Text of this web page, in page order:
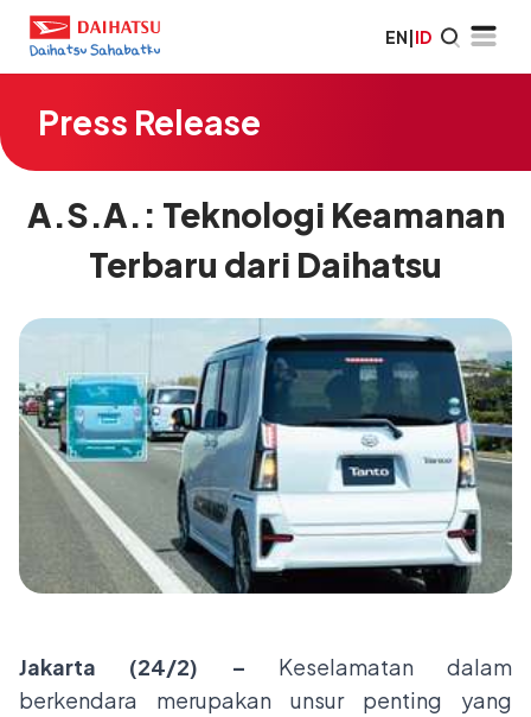
EN|ID
Press Release
A.S.A.: Teknologi Keamanan
Terbaru dari Daihatsu
Jakarta (24/2) – Keselamatan dalam
berkendara merupakan unsur penting yang